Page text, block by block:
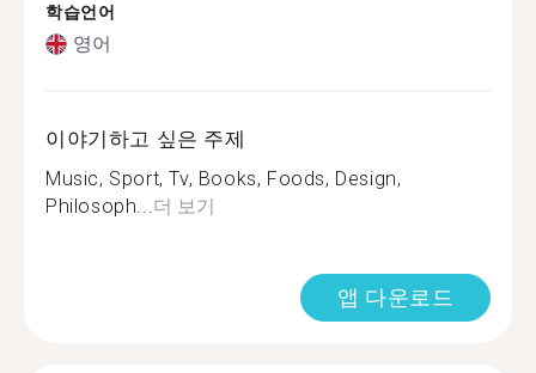
학습언어
영어
이야기하고 싶은 주제
Music, Sport, Tv, Books, Foods, Design,
Philosoph...더 보기
앱 다운로드